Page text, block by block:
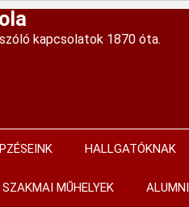
kapcsolatok 1870 óta.
HALLGATÓKNAK
SZAKMAI MŰHELYEK ALUMNI